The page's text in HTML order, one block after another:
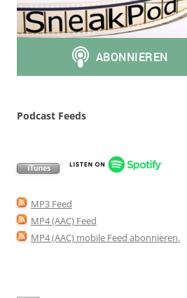
Podcast Feeds
MP3 Feed
MP4 (AAC) Feed
MP4 (AAC) mobile Feed abonnieren.